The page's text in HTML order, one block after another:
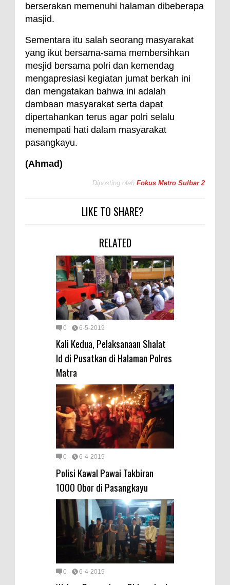
berserakan memenuhi halaman dibeberapa
masjid.
Sementara itu salah seorang masyarakat
yang ikut bersama-sama membersihkan
mesjid bersama polri dan kemendag
mengapresiasi kegiatan jumat berkah ini
dan mengatakan bahwa ini adalah
dambaan masyarakat serta dapat
dipertahankan terus agar polri selalu
menempati hati dalam masyarakat
pasangkayu.
(Ahmad)
Diposting oleh Fokus Metro Sulbar 2
LIKE TO SHARE?
RELATED
0 6-5-2019
Kali Kedua, Pelaksanaan Shalat
Id di Pusatkan di Halaman Polres
Matra
0 6-4-2019
Polisi Kawal Pawai Takbiran
1000 Obor di Pasangkayu
0 6-4-2019